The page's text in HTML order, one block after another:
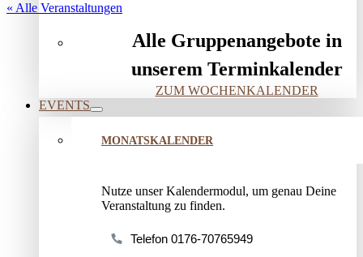
Alle Gruppenangebote in
unserem Terminkalender
ZUM WOCHENKALENDER
EVENTS
MONATSKALENDER
Nutze unser Kalendermodul, um genau Deine
Veranstaltung zu finden.
« Alle Veranstaltungen
Telefon 0176-70765949